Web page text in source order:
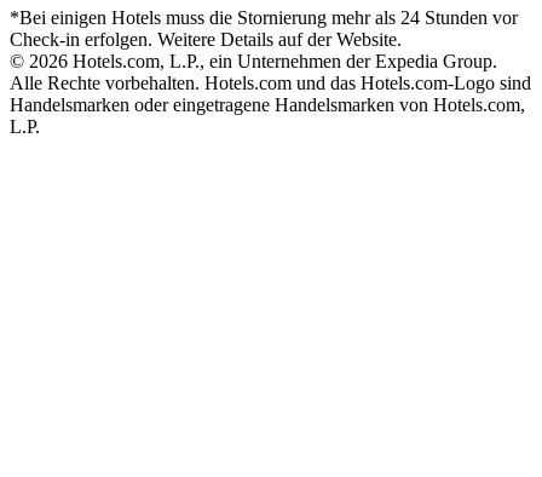
*Bei einigen Hotels muss die Stornierung mehr als 24 Stunden vor
Check-in erfolgen. Weitere Details auf der Website.
© 2026 Hotels.com, L.P., ein Unternehmen der Expedia Group.
Alle Rechte vorbehalten. Hotels.com und das Hotels.com-Logo sind
Handelsmarken oder eingetragene Handelsmarken von Hotels.com,
L.P.